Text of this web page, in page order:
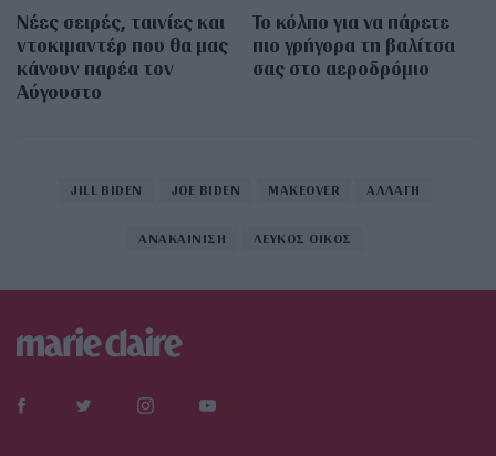
Νέες σειρές, ταινίες και
ντοκιμαντέρ που θα μας
κάνουν παρέα τον
Αύγουστο
Το κόλπο για να πάρετε
πιο γρήγορα τη βαλίτσα
σας στο αεροδρόμιο
JILL BIDEN JOE BIDEN MAKEOVER ΑΛΛΑΓΗ
ΑΝΑΚΑΙΝΙΣΗ ΛΕΥΚΟΣ ΟΙΚΟΣ